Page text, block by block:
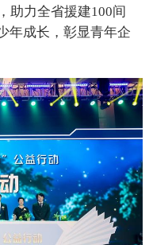
助力全省援建100间
年成长，彰显青年企